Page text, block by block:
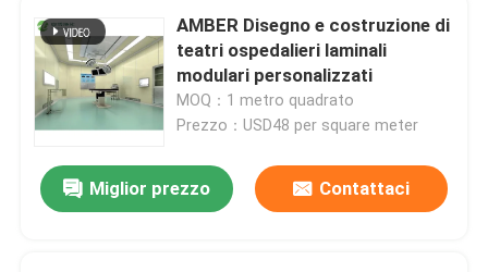
Circa noi
Controllo di qualità
AMBER Disegno e costruzione di
teatri ospedalieri laminali
modulari personalizzati
MOQ：1 metro quadrato
Prezzo：USD48 per square meter
Miglior prezzo Contattaci